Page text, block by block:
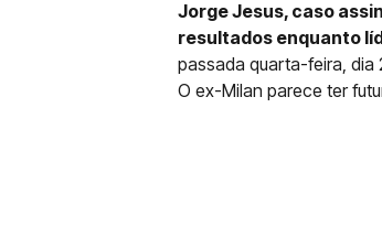
Jorge Jesus, caso
resultados enquanto
passada quarta-feira, dia
O ex-Milan parece ter